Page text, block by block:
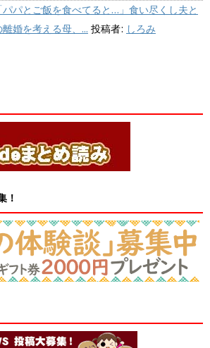
パパとご飯を食べてると…」食い尽くし夫と
離婚を考える母、... 投稿者: しろみ
！